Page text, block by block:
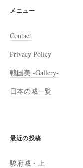
一
メニュー
Contact
Privacy Policy
戦国美 -Gallery-
日本の城一覧
最近の投稿
駿府城・上